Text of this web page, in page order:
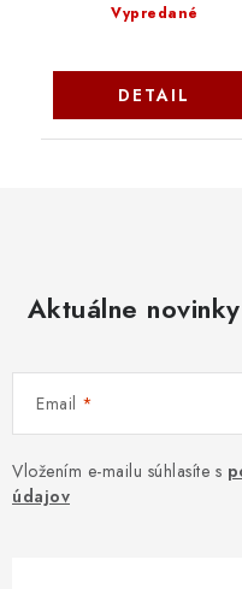
Vypredané
DETAIL
Aktuálne
Email
Vložením e-mailu súhlasíte s
údajov